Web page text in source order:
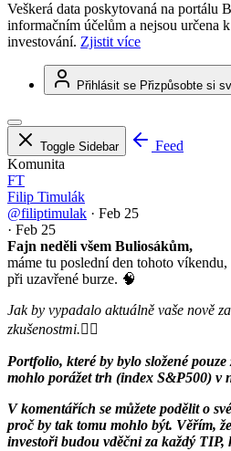
Veškerá data poskytovaná na portálu
informačním účelům a nejsou určena
investování. Zjistit více
Přihlásit se Přizpůsobte si
Toggle Sidebar
Feed
Komunita
FT
Filip Timulák
@filiptimulak · Feb 25
· Feb 25
Fajn neděli všem Buliosákům,
máme tu poslední den tohoto
při uzavřené burze. 🧠
Jak by vypadalo aktuálně vaše nově
zkušenostmi.👇🏻
Portfolio, které by bylo složené
mohlo porážet trh (index S&P500) v
V komentářích se můžete podělit o
proč by tak tomu mohlo být. Věřím,
investoři budou vděčni za každý TIP,